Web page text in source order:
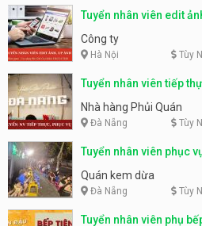
Tuyển nhân viên edit
Công ty
Hà Nội Tùy
Tuyển nhân viên tiếp
Nhà hàng Phủi Quán
Đà Nẵng Tùy
Tuyển nhân viên phục
Quán kem dừa
Đà Nẵng Tùy
Tuyển nhân viên phụ